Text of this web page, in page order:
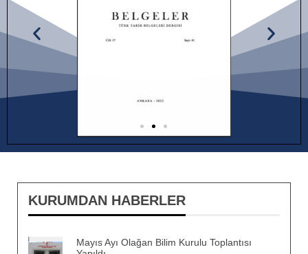
KURUMDAN HABERLER
Mayıs Ayı Olağan Bilim Kurulu Toplantısı